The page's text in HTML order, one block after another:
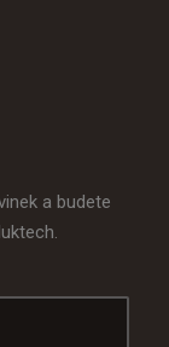
a budete